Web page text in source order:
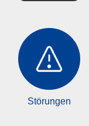
Störungen